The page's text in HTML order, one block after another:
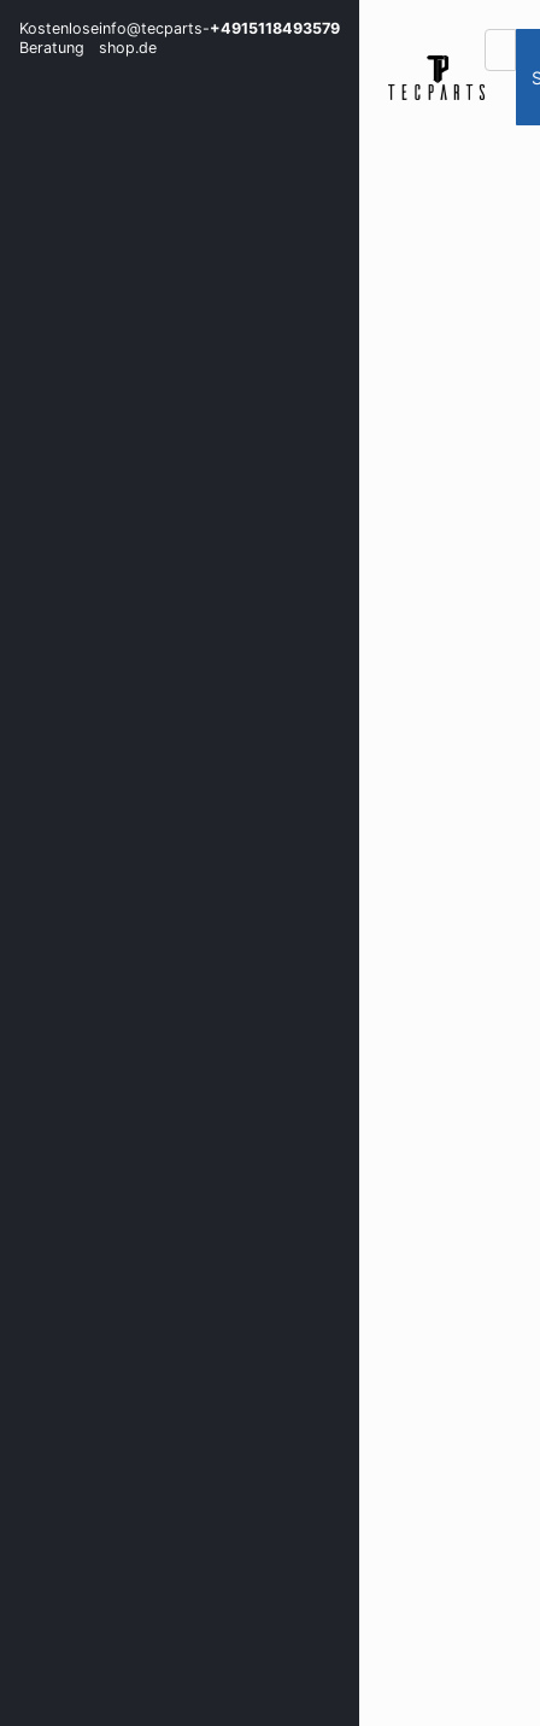
Kostenlose
Beratung
info@tecparts-
shop.de
+4915118493579